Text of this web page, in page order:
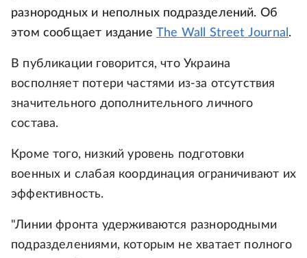
разнородных и неполных подразделений. Об
этом сообщает издание The Wall Street Journal .
В публикации говорится, что Украина
восполняет потери частями из-за отсутствия
значительного дополнительного личного
состава.
Кроме того, низкий уровень подготовки
военных и слабая координация ограничивают их
эффективность.
"Линии фронта удерживаются разнородными
подразделениями, которым не хватает полного